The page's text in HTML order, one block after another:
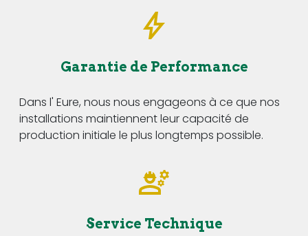
Garantie de Performance
Dans l' Eure, nous nous engageons à ce que nos
installations maintiennent leur capacité de
production initiale le plus longtemps possible.
Service Technique